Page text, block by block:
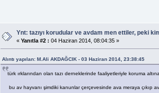
Ynt: tazıyı korudular ve avdam men ettiler, peki
«Yanıtla #2 : 04 Haziran 2014, 08:04:35 »
Alıntı yapılan: M.Ali AKDAĞCIK - 03 Haziran 2014, 23:38:45
türk ırklarından olan tazı derneklerinde faaliyetleriyle koruma
bu av hayvanı şimdiki kanunlar çerçevesinde ava meraya çıkıp